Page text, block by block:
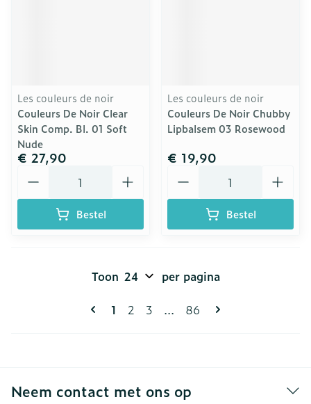
Les couleurs de noir
Couleurs De Noir Clear
Skin Comp. Bl. 01 Soft
Nude
€ 27,90
Bestel
Les couleurs de noir
Couleurs De Noir Chubby
Lipbalsem 03 Rosewood
€ 19,90
Bestel
Pagina's
U lees momenteel pagina
1 Pagina
2 Pagina
3 ... Pagina
86
Toon per pagina
Neem contact met ons op